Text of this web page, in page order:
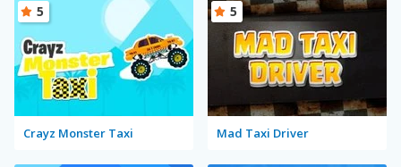
Crayz Monster Taxi
5
Mad Taxi Driver
5